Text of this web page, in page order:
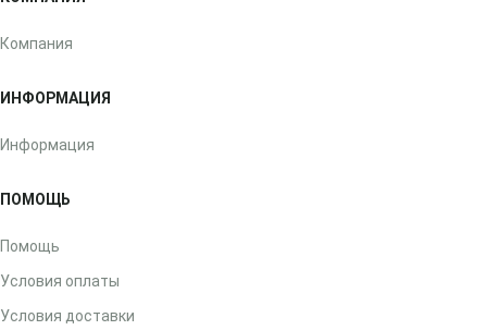
Компания
ИНФОРМАЦИЯ
Информация
ПОМОЩЬ
Помощь
Условия оплаты
Условия доставки